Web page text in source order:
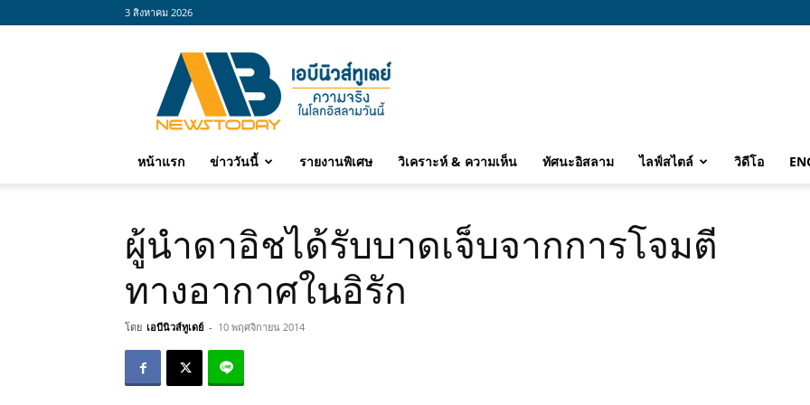
3 สิงหาคม 2026
abnewstoday
หน้าแรก ข่าววันนี้ รายงานพิเศษ วิเคราะห์ & ความเห็น ทัศนะอิสลาม ไลฟ์สไตล์ วิดีโอ
ผู้นำดาอิชได้รับบาดเจ็บจากการโจมตี
ทางอากาศในอิรัก
โดย เอบีนิวส์ทูเดย์ - 10 พฤศจิกายน 2014